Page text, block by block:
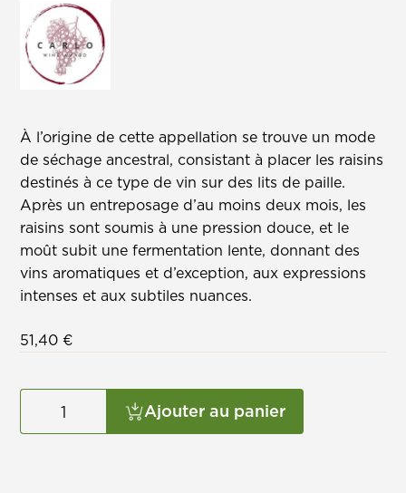
À l’origine de cette appellation se trouve un mode
de séchage ancestral, consistant à placer les raisins
destinés à ce type de vin sur des lits de paille.
Après un entreposage d’au moins deux mois, les
raisins sont soumis à une pression douce, et le
moût subit une fermentation lente, donnant des
vins aromatiques et d’exception, aux expressions
intenses et aux subtiles nuances.
51,40€
Ajouter au panier